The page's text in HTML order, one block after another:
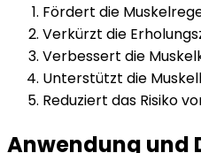
Fördert die
Verkürzt die
Verbessert die
Unterstützt die
Reduziert das Risiko
Anwendung und